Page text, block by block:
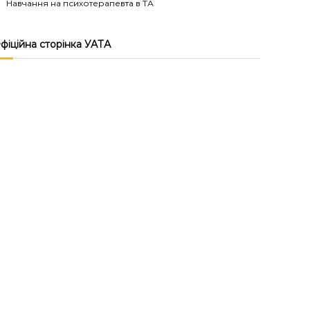
Навчання на психотерапевта в ТА
сторінка УАТА